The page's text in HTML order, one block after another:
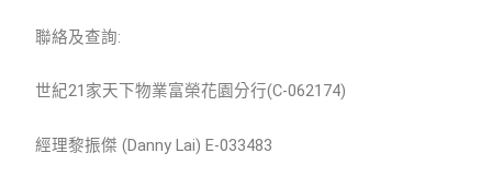
聯絡及查詢:
世紀21家天下物業富榮花園分行(C-062174)
經理黎振傑 (Danny Lai) E-033483